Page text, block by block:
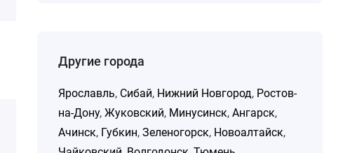
Другие города
Ярославль, Сибай, Нижний Новгород, Ростов-
на-Дону,Жуковский, Минусинск,Ангарск,
Ачинск, Губкин,Зеленогорск, Новоалтайск,